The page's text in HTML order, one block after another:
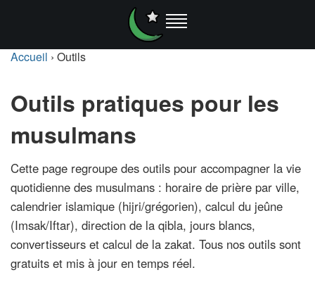
Accueil › Outils
Outils pratiques pour les
musulmans
Cette page regroupe des outils pour accompagner la vie
quotidienne des musulmans : horaire de prière par ville,
calendrier islamique (hijri/grégorien), calcul du jeûne
(Imsak/Iftar), direction de la qibla, jours blancs,
convertisseurs et calcul de la zakat. Tous nos outils sont
gratuits et mis à jour en temps réel.